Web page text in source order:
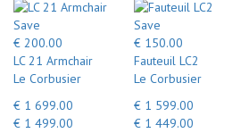
Save
€ 200.00
LC 21 Armchair
Le Corbusier
€ 1 699.00
€ 1 499.00
Save
€ 150.00
Fauteuil LC2
Le Corbusier
€ 1 599.00
€ 1 449.00